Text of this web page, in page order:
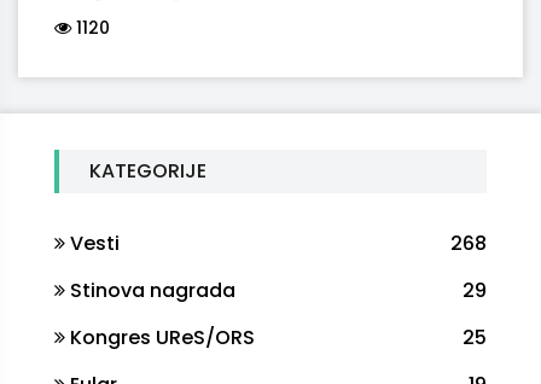
1120
KATEGORIJE
Vesti
268
Stinova nagrada
29
Kongres UReS/ORS
25